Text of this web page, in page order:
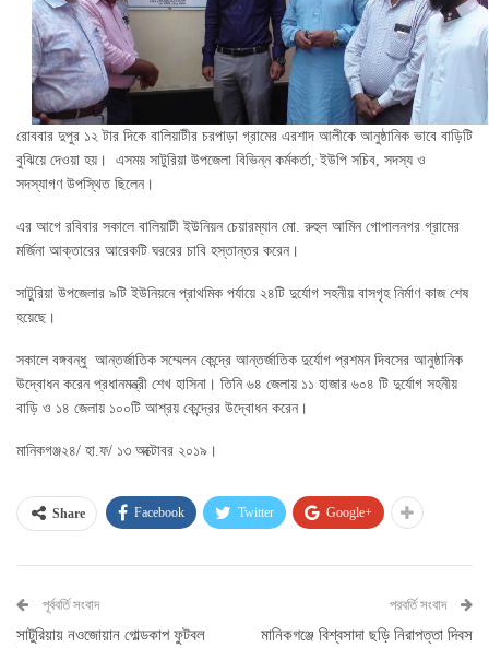
রোববার দুপুর ১২ টার দিকে বালিয়াটীর চরপাড়া গ্রামের এরশাদ আলীকে আনুষ্ঠানিক ভাবে বাড়িটি
বুঝিয়ে দেওয়া হয়। এসময় সাটুরিয়া উপজেলা বিভিন্ন কর্মকর্তা, ইউপি সচিব, সদস্য ও
সদস্যাগণ উপস্থিত ছিলেন।
এর আগে রবিবার সকালে বালিয়াটী ইউনিয়ন চেয়ারম্যান মো. রুহুল আমিন গোপালনগর গ্রামের
মর্জিনা আক্তারের আরেকটি ঘররের চাবি হস্তান্তর করেন।
সাটুরিয়া উপজেলার ৯টি ইউনিয়নে প্রাথমিক পর্যায়ে ২৪টি দুর্যোগ সহনীয় বাসগৃহ নির্মাণ কাজ শেষ
হয়েছে।
সকালে বঙ্গবন্ধু আন্তর্জাতিক সম্মেলন কেন্দ্রে আন্তর্জাতিক দুর্যোগ প্রশমন দিবসের আনুষ্ঠানিক
উদ্বোধন করেন প্রধানমন্ত্রী শেখ হাসিনা। তিনি ৬৪ জেলায় ১১ হাজার ৬০৪ টি দুর্যোগ সহনীয়
বাড়ি ও ১৪ জেলায় ১০০টি আশ্রয় কেন্দ্রের উদ্বোধন করেন।
মানিকগঞ্জ২৪/ হা.ফ/ ১৩ অক্টোবর ২০১৯।
Share Facebook Twitter Google+
পূর্ববর্তি সংবাদ
সাটুরিয়ায় নওজোয়ান গোল্ডকাপ ফুটবল
পরবর্তি সংবাদ
মানিকগঞ্জে বিশ্বসাদা ছড়ি নিরাপত্তা দিবস